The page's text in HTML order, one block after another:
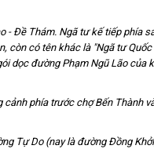
- Đề Thám. Ngã tư kế tiếp phía
còn có tên khác là "Ngã tư
dọc đường Phạm Ngũ Lão của
cảnh phía trước chợ Bến Thành
Tự Do (nay là đường Đồng